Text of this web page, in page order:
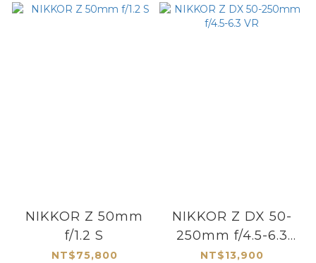
NIKKOR Z 50mm
f/1.2 S
NT$75,800
NIKKOR Z DX 50-
250mm f/4.5-6.3
VR
NT$13,900